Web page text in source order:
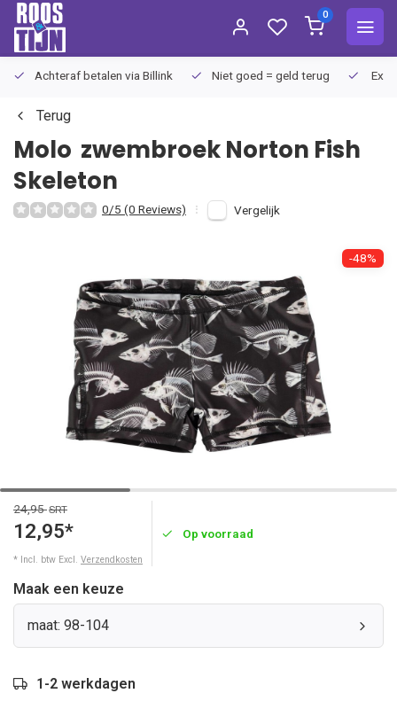
0
Achteraf betalen via Billink Niet goed = geld terug
Terug
Molo zwembroek Norton Fish
Skeleton
0/5 (0 Reviews) Vergelijk
-48%
24,95SRT
12,95*
* Incl. btw Excl. Verzendkosten
Op voorraad
Maak een keuze
maat: 98-104
1-2 werkdagen